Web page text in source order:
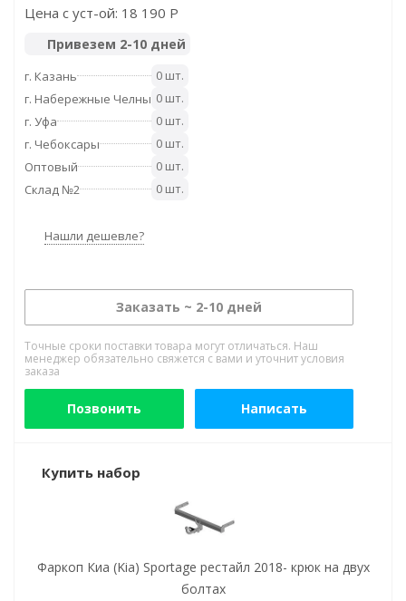
Цена с уст-ой: 18 190 P
Привезем 2-10 дней
г. Казань
0 шт.
г. Набережные Челны 0 шт.
г. Уфа
0 шт.
г. Чебоксары
0 шт.
Оптовый
0 шт.
Склад №2
0 шт.
Нашли дешевле?
Заказать ~ 2-10 дней
Точные сроки поставки товара могут отличаться. Наш
менеджер обязательно свяжется с вами и уточнит условия
заказа
Позвонить Написать
Купить набор
Фаркоп Киа (Kia) Sportage рестайл 2018- крюк на двух
болтах